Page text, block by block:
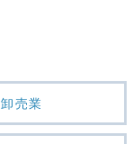
卸売業